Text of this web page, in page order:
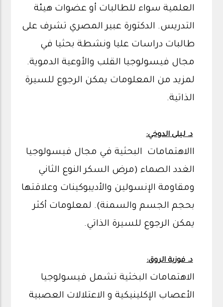
العلمية سواء للطالبات أو عضوات هيئة
التدريس. الدكتورة عبير المصري تشرف على
طالبات دراسات عليا ونشطة بحثيا في
مجال فيسولوجيا القلب والأوعية الدموية.
لمزيد من المعلومات يمكن الرجوع للسيرة
الذاتية.
د. ليلى الدوخي:
االاهتمامات البحثية في مجال فيسولوجيا
الغدد الصماء (مرض السكر النوع الثاني
ومقاومة الإنسولين والأديبوكينات وعلاقتها
بحجم الجسم والسمنة). لمعلومات أكثر
يمكن الرجوع للسيرة الذاتي.
د. فوزية الروق:
الاهتمامات البخثية تشمل فيسولوجيا
الأعصاب الإكلينيكية و الاعتلالات العصبية